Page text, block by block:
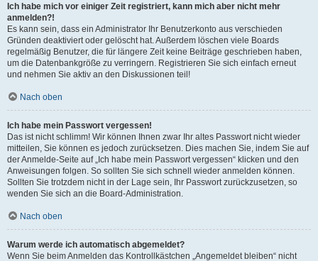
Ich habe mich vor einiger Zeit registriert, kann mich aber nicht mehr
anmelden?!
Es kann sein, dass ein Administrator Ihr Benutzerkonto aus verschieden
Gründen deaktiviert oder gelöscht hat. Außerdem löschen viele Boards
regelmäßig Benutzer, die für längere Zeit keine Beiträge geschrieben haben,
um die Datenbankgröße zu verringern. Registrieren Sie sich einfach erneut
und nehmen Sie aktiv an den Diskussionen teil!
Nach oben
Ich habe mein Passwort vergessen!
Das ist nicht schlimm! Wir können Ihnen zwar Ihr altes Passwort nicht wieder
mitteilen, Sie können es jedoch zurücksetzen. Dies machen Sie, indem Sie auf
der Anmelde-Seite auf „Ich habe mein Passwort vergessen“ klicken und den
Anweisungen folgen. So sollten Sie sich schnell wieder anmelden können.
Sollten Sie trotzdem nicht in der Lage sein, Ihr Passwort zurückzusetzen, so
wenden Sie sich an die Board-Administration.
Nach oben
Warum werde ich automatisch abgemeldet?
Wenn Sie beim Anmelden das Kontrollkästchen „Angemeldet bleiben“ nicht